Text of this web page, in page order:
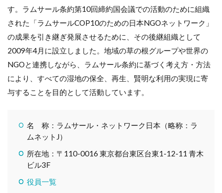
す。ラムサール条約第10回締約国会議での活動のために組織
された「ラムサールCOP10のための日本NGOネットワーク」
の成果を引き継ぎ発展させるために、その後継組織として
2009年4月に設立しました。地域の草の根グループや世界の
NGOと連携しながら、ラムサール条約に基づく考え方・方法
により、すべての湿地の保全、再生、賢明な利用の実現に寄
与することを目的として活動しています。
名 称：ラムサール・ネットワーク日本（略称：ラ
ムネットJ）
所在地：〒110-0016 東京都台東区台東1-12-11 青木
ビル3F
役員一覧